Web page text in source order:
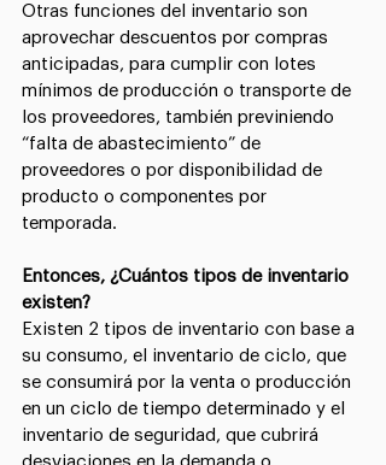
Otras funciones del inventario son
aprovechar descuentos por compras
anticipadas, para cumplir con lotes
mínimos de producción o transporte de
los proveedores, también previniendo
“falta de abastecimiento” de
proveedores o por disponibilidad de
producto o componentes por
temporada.
Entonces, ¿Cuántos tipos de inventario
existen?
Existen 2 tipos de inventario con base a
su consumo, el inventario de ciclo, que
se consumirá por la venta o producción
en un ciclo de tiempo determinado y el
inventario de seguridad, que cubrirá